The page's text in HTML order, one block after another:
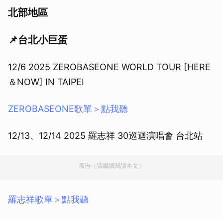
北部地區
📌台北小巨蛋
12/6 2025 ZEROBASEONE WORLD TOUR [HERE
＆NOW] IN TAIPEI
ZEROBASEONE歌單＞點我聽
12/13、12/14 2025 羅志祥 30巡迴演唱會 台北站
廣告（請繼續閱讀本文）
羅志祥歌單＞點我聽